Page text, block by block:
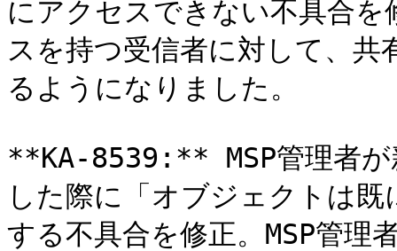
にアクセスできない不具合
スを持つ受信者に対して、
るようになりました。
**KA-8539:** MSP管理者が
した際に「オブジェクトは
する不具合を修正。MSP管理